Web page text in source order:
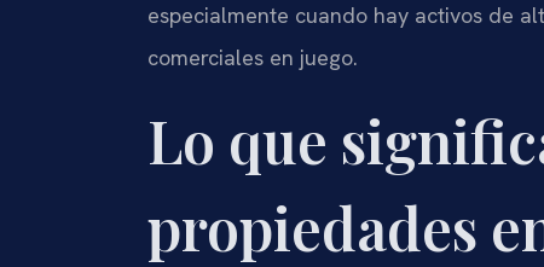
especialmente cuando hay activos de
comerciales en juego.
Lo que
propiedades